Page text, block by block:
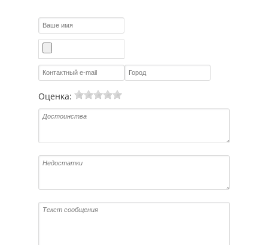
Оценка: